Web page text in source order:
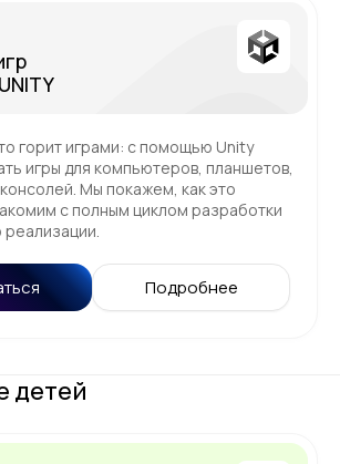
горит играми: с помощью Unity
игры для компьютеров, планшетов,
Мы покажем, как это
с полным циклом разработки
реализации.
Подробнее
детей